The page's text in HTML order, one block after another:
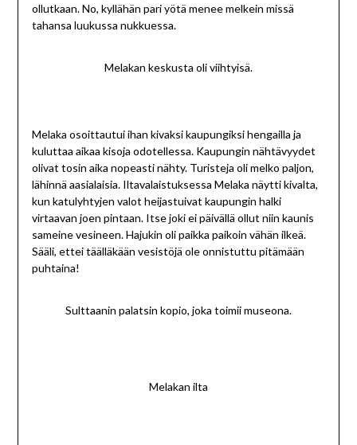
ollutkaan. No, kyllähän pari yötä menee melkein missä
tahansa luukussa nukkuessa.
Melakan keskusta oli viihtyisä.
Melaka osoittautui ihan kivaksi kaupungiksi hengailla ja
kuluttaa aikaa kisoja odotellessa. Kaupungin nähtävyydet
olivat tosin aika nopeasti nähty. Turisteja oli melko paljon,
lähinnä aasialaisia. Iltavalaistuksessa Melaka näytti kivalta,
kun katulyhtyjen valot heijastuivat kaupungin halki
virtaavan joen pintaan. Itse joki ei päivällä ollut niin kaunis
sameine vesineen. Hajukin oli paikka paikoin vähän ilkeä.
Sääli, ettei täälläkään vesistöjä ole onnistuttu pitämään
puhtaina!
Sulttaanin palatsin kopio, joka toimii museona.
Melakan ilta